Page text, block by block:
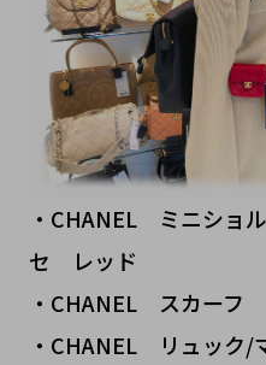
・CHANEL ミニショ
セ レッド
・CHANEL スカーフ
・CHANEL リュック